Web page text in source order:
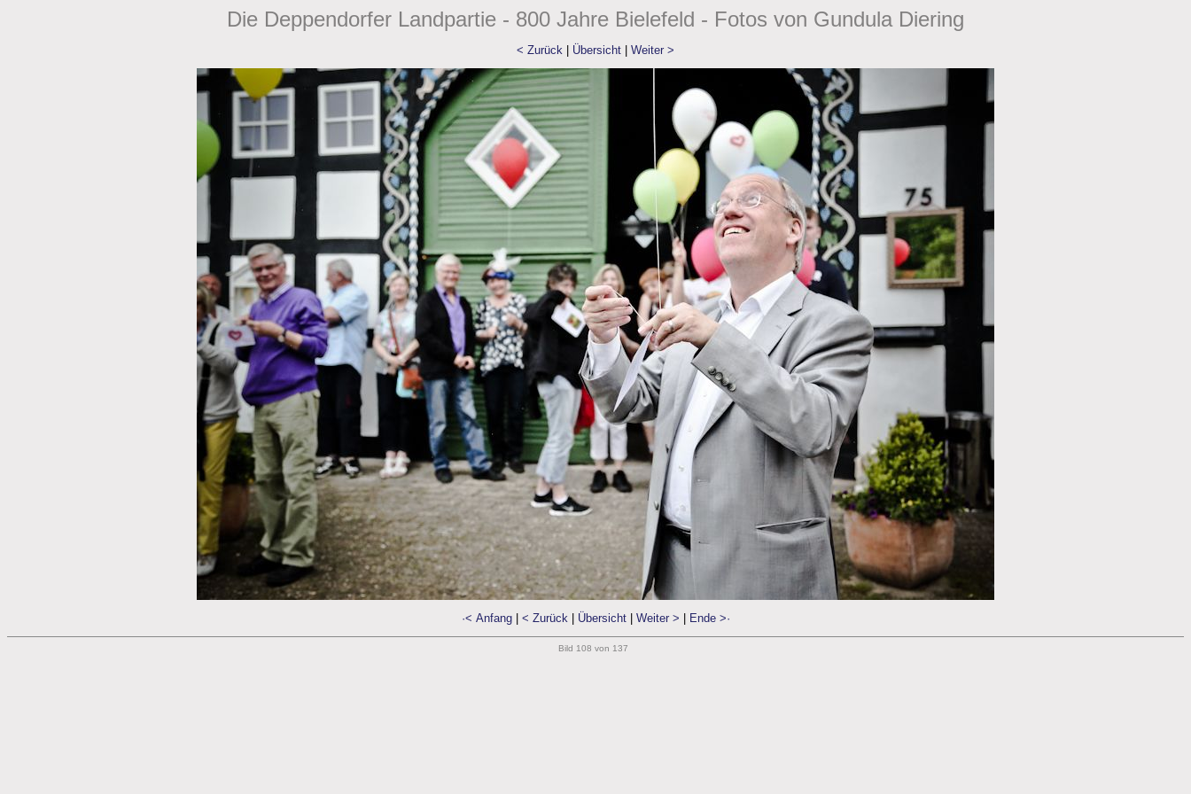
Die Deppendorfer Landpartie - 800 Jahre Bielefeld - Fotos von Gundula Diering
< Zurück Übersicht Weiter >
·< Anfang| < Zurück| Übersicht| Weiter > Ende >·
Bild 108 von 137